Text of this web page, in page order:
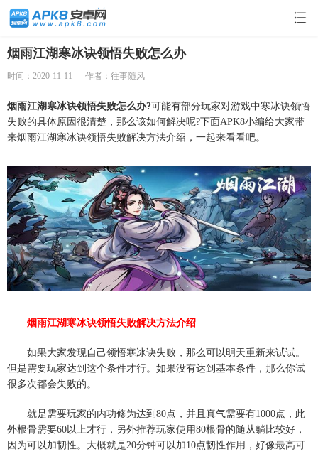
烟雨江湖寒冰诀领悟失败怎么办
时间：2020-11-11 作者：往事随风
烟雨江湖寒冰诀领悟失败怎么办?可能有部分玩家对游戏中寒冰诀领悟
失败的具体原因很清楚，那么该如何解决呢?下面APK8小编给大家带
来烟雨江湖寒冰诀领悟失败解决方法介绍，一起来看看吧。
烟雨江湖寒冰诀领悟失败解决方法介绍
如果大家发现自己领悟寒冰诀失败，那么可以明天重新来试试。
但是需要玩家达到这个条件才行。如果没有达到基本条件，那么你试
很多次都会失败的。
就是需要玩家的内功修为达到80点，并且真气需要有1000点，此
外根骨需要60以上才行，另外推荐玩家使用80根骨的随从躺比较好，
因为可以加韧性。大概就是20分钟可以加10点韧性作用，好像最高可